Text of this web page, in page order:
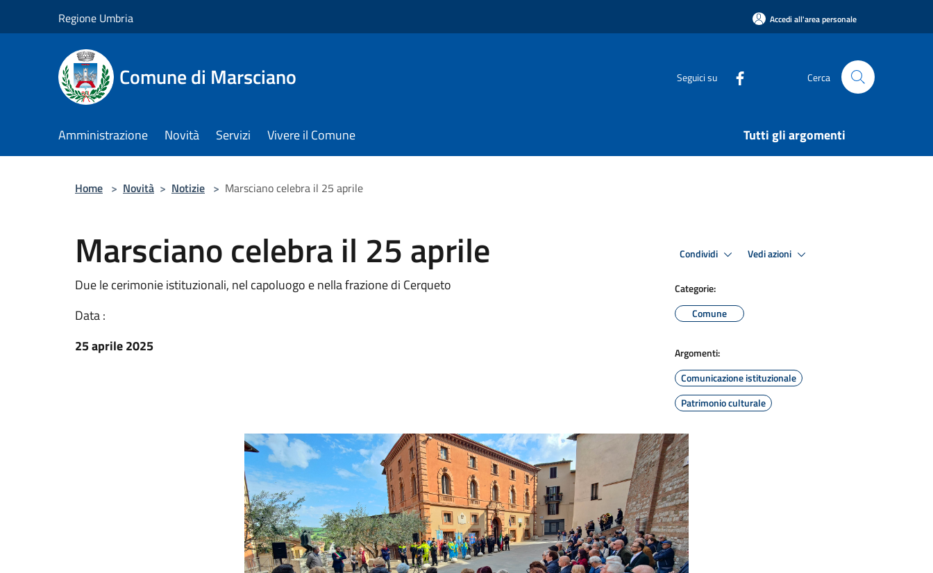
Regione Umbria Accedi all'area personale
Comune di Marsciano Seguici su Cerca
Amministrazione Novità Servizi Vivere il Comune Tutti gli argomenti
Home > Novità > Notizie > Marsciano celebra il 25 aprile
Marsciano celebra il 25 aprile
Due le cerimonie istituzionali, nel capoluogo e nella frazione di Cerqueto
Data :
25 aprile 2025
Condividi Vedi azioni
Categorie:
Comune
Argomenti:
Comunicazione istituzionale
Patrimonio culturale